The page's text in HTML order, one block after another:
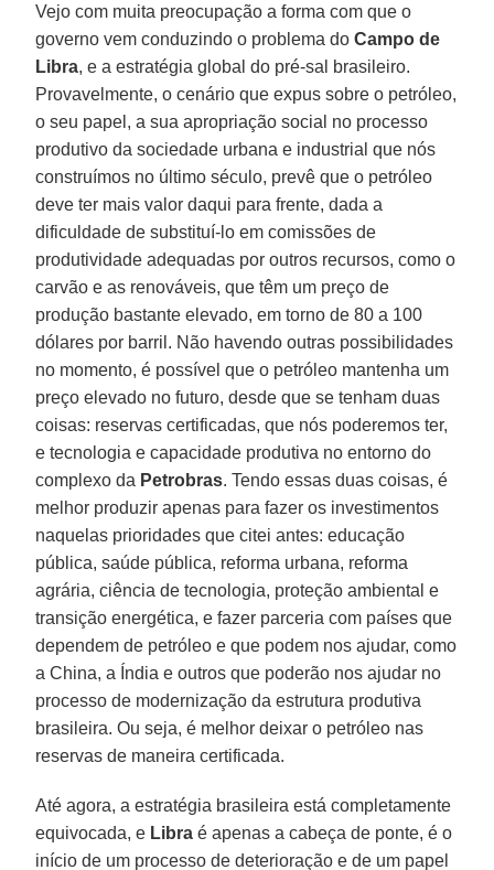
Vejo com muita preocupação a forma com que o
governo vem conduzindo o problema doCampo de
Libra, e a estratégia global do pré-sal brasileiro.
Provavelmente, o cenário que expus sobre o petróleo,
o seu papel, a sua apropriação social no processo
produtivo da sociedade urbana e industrial que nós
construímos no último século, prevê que o petróleo
deve ter mais valor daqui para frente, dada a
dificuldade de substituí-lo em comissões de
produtividade adequadas por outros recursos, como o
carvão e as renováveis, que têm um preço de
produção bastante elevado, em torno de 80 a 100
dólares por barril. Não havendo outras possibilidades
no momento, é possível que o petróleo mantenha um
preço elevado no futuro, desde que se tenham duas
coisas: reservas certificadas, que nós poderemos ter,
e tecnologia e capacidade produtiva no entorno do
complexo da Petrobras. Tendo essas duas coisas, é
melhor produzir apenas para fazer os investimentos
naquelas prioridades que citei antes: educação
pública, saúde pública, reforma urbana, reforma
agrária, ciência de tecnologia, proteção ambiental e
transição energética, e fazer parceria com países que
dependem de petróleo e que podem nos ajudar, como
a China, a Índia e outros que poderão nos ajudar no
processo de modernização da estrutura produtiva
brasileira. Ou seja, é melhor deixar o petróleo nas
reservas de maneira certificada.
Até agora, a estratégia brasileira está completamente
equivocada, e Libra é apenas a cabeça de ponte, é o
início de um processo de deterioração e de um papel